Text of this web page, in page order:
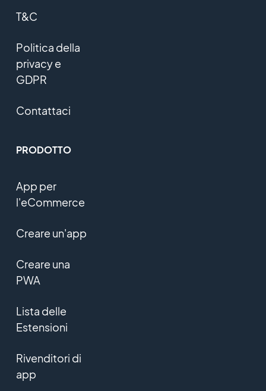
T&C
Politica della
privacy e
GDPR
Contattaci
PRODOTTO
App per
l'eCommerce
Creare un'app
Creare una
PWA
Lista delle
Estensioni
Rivenditori di
app